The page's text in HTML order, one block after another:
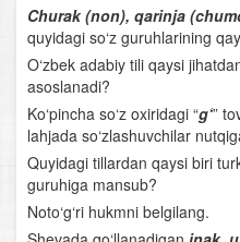
“Kuntug‘mish” dostoni
“Rustamxon” dostoni
Ahmad Yassaviy
O‘rta Osiyoning qomusiy
Nosiriddin Burhoniddin
Churak (non), qarinja
quyidagi so‘z guruhlarining
O‘zbek adabiy tili qaysi
asoslanadi?
Ko‘pincha so‘z oxiridagi “g‘”
lahjada so‘zlashuvchilar
Quyidagi tillardan qaysi biri
guruhiga mansub?
Noto‘g‘ri hukmni belgilang.